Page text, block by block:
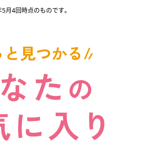
月4回時点のものです。